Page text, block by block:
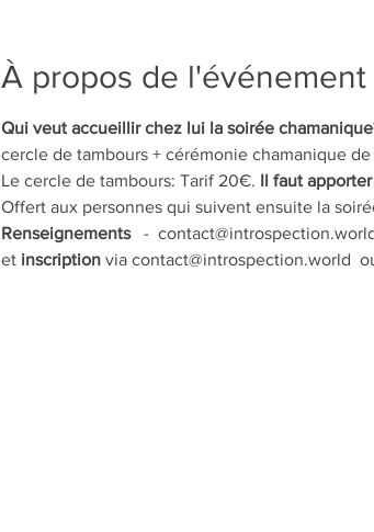
À propos de l'événement
Qui veut accueillir chez lui la soirée
cercle de tambours + cérémonie chamanique
Le cercle de tambours: Tarif 20€. Il faut
Offert aux personnes qui suivent ensuite la
Renseignements -
et inscription via contact@introspection.world